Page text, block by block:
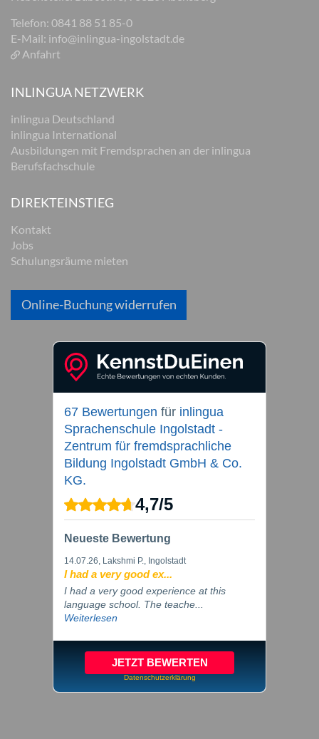
Telefon: 0841 88 51 85-0
E-Mail: info@inlingua-ingolstadt.de
Anfahrt
INLINGUA NETZWERK
inlingua Deutschland
inlingua International
Ausbildungen mit Fremdsprachen an der inlingua
Berufsfachschule
DIREKTEINSTIEG
Kontakt
Jobs
Schulungsräume mieten
Online-Buchung widerrufen
67 Bewertungen für inlingua
Sprachenschule Ingolstadt -
Zentrum für fremdsprachliche
Bildung Ingolstadt GmbH & Co.
KG.
4,7/5
Neueste Bewertung
14.07.26, Lakshmi P., Ingolstadt
I had a very good ex...
I had a very good experience at this
language school. The teache...
Weiterlesen
JETZT BEWERTEN
Datenschutzerklärung